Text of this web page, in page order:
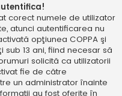
corect numele de utilizator
atunci autentificarea nu
opţiunea COPPA şi
13 ani, fiind necesar să
solicită ca utilizatorii
fie de către
un administrator înainte
au fost oferite în